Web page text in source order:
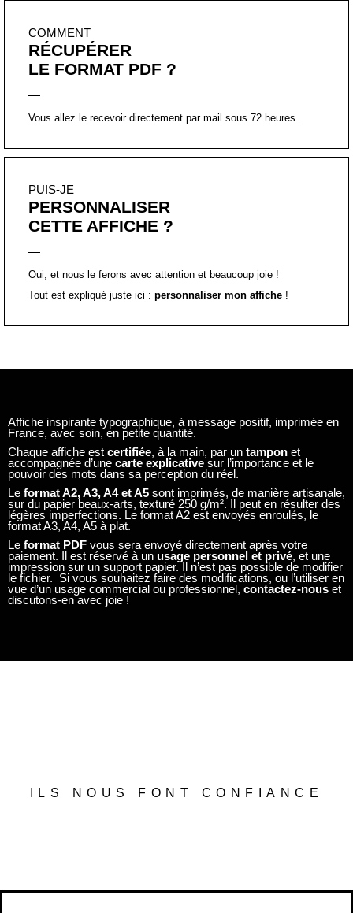
COMMENT
RÉCUPÉRER
LE FORMAT PDF ?
Vous allez le recevoir directement par mail sous 72 heures.
PUIS-JE
PERSONNALISER
CETTE AFFICHE ?
Oui, et nous le ferons avec attention et beaucoup joie !
Tout est expliqué juste ici : personnaliser mon affiche !
Affiche inspirante typographique, à message positif, imprimée en
France, avec soin, en petite quantité.
Chaque affiche est certifiée, à la main, par un tampon et
accompagnée d’une carte explicative sur l’importance et le
pouvoir des mots dans sa perception du réel.
Le format A2, A3, A4 et A5 sont imprimés, de manière artisanale,
sur du papier beaux-arts, texturé 250 g/m². Il peut en résulter des
légères imperfections. Le format A2 est envoyés enroulés, le
format A3, A4, A5 à plat.
Le format PDF vous sera envoyé directement après votre
paiement. Il est réservé à un usage personnel et privé, et une
impression sur un support papier. Il n’est pas possible de modifier
le fichier. Si vous souhaitez faire des modifications, ou l’utiliser en
vue d’un usage commercial ou professionnel, contactez-nous et
discutons-en avec joie !
ILS NOUS FONT CONFIANCE